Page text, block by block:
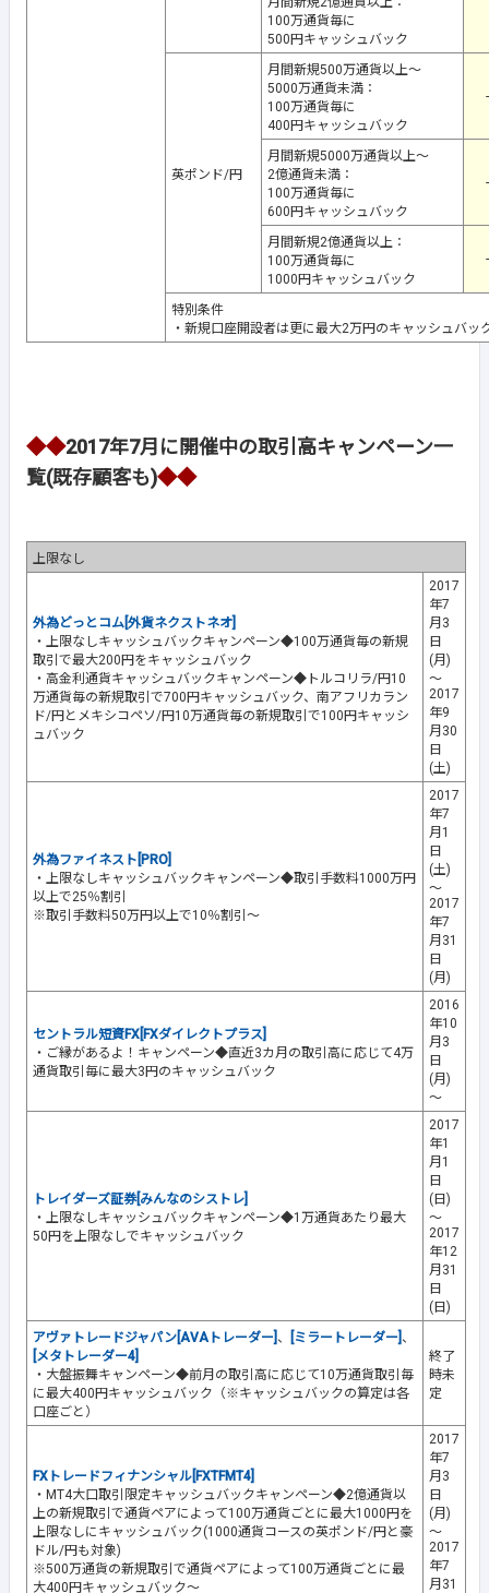
100万通貨毎に
500円キャッシュバック
英ポンド/円
月間新規500万通貨以上～
5000万通貨未満：
100万通貨毎に
400円キャッシュバック
-
月間新規5000万通貨以上～
2億通貨未満：
100万通貨毎に
600円キャッシュバック
-
月間新規2億通貨以上：
100万通貨毎に
1000円キャッシュバック
-
特別条件
・新規口座開設者は更に最大2万円のキャッシュバッ
◆◆2017年7月に開催中の取引高キャンペーン一
覧(既存顧客も)◆◆
上限なし
外為どっとコム[外貨ネクストネオ]
・上限なしキャッシュバックキャンペーン◆100万通貨毎の新規
取引で最大200円をキャッシュバック
・高金利通貨キャッシュバックキャンペーン◆トルコリラ/円10
万通貨毎の新規取引で700円キャッシュバック、南アフリカラン
ド/円とメキシコペソ/円10万通貨毎の新規取引で100円キャッシ
ュバック
2017
年7
月3
日
(月)
～
2017
年9
月30
日
(土)
外為ファイネスト[PRO]
・上限なしキャッシュバックキャンペーン◆取引手数料1000万円
以上で25％割引
※取引手数料50万円以上で10％割引～
2017
年7
月1
日
(土)
～
2017
年7
月31
日
(月)
セントラル短資FX[FXダイレクトプラス]
・ご縁があるよ！キャンペーン◆直近3カ月の取引高に応じて4万
通貨取引毎に最大3円のキャッシュバック
2016
年10
月3
日
(月)
～
トレイダーズ証券[みんなのシストレ]
・上限なしキャッシュバックキャンペーン◆1万通貨あたり最大
50円を上限なしでキャッシュバック
2017
年1
月1
日
(日)
～
2017
年12
月31
日
(日)
アヴァトレードジャパン[AVAトレーダー] 、 [ミラートレーダー] 、
[メタトレーダー4]
・大盤振舞キャンペーン◆前月の取引高に応じて10万通貨取引毎
に最大400円キャッシュバック（※キャッシュバックの算定は各
口座ごと）
終了
時未
定
FXトレードフィナンシャル[FXTFMT4]
・MT4大口取引限定キャッシュバックキャンペーン◆2億通貨以
上の新規取引で通貨ペアによって100万通貨ごとに最大1000円を
上限なしにキャッシュバック(1000通貨コースの英ポンド/円と豪
ドル/円も対象)
※500万通貨の新規取引で通貨ペアによって100万通貨ごとに最
大400円キャッシュバック～
2017
年7
月3
日
(月)
～
2017
年7
月31